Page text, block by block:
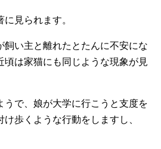
見られます。
飼い主と離れたとたんに不安にな
頃は家猫にも同じような現象が見
うで、娘が大学に行こうと支度を
歩くような行動をしますし、